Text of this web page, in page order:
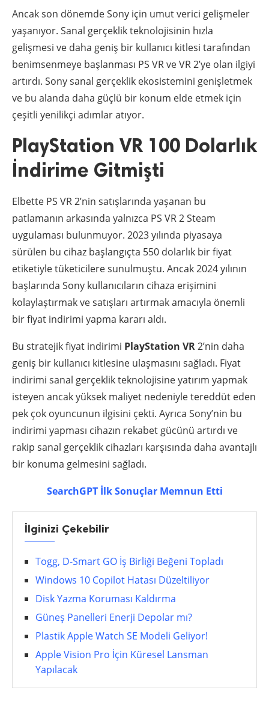
Ancak son dönemde Sony için umut verici gelişmeler
yaşanıyor. Sanal gerçeklik teknolojisinin hızla
gelişmesi ve daha geniş bir kullanıcı kitlesi tarafından
benimsenmeye başlanması PS VR ve VR 2’ye olan ilgiyi
artırdı. Sony sanal gerçeklik ekosistemini genişletmek
ve bu alanda daha güçlü bir konum elde etmek için
çeşitli yenilikçi adımlar atıyor.
PlayStation VR 100 Dolarlık
İndirime Gitmişti
Elbette PS VR 2’nin satışlarında yaşanan bu
patlamanın arkasında yalnızca PS VR 2 Steam
uygulaması bulunmuyor. 2023 yılında piyasaya
sürülen bu cihaz başlangıçta 550 dolarlık bir fiyat
etiketiyle tüketicilere sunulmuştu. Ancak 2024 yılının
başlarında Sony kullanıcıların cihaza erişimini
kolaylaştırmak ve satışları artırmak amacıyla önemli
bir fiyat indirimi yapma kararı aldı.
Bu stratejik fiyat indirimi PlayStation VR2’nin daha
geniş bir kullanıcı kitlesine ulaşmasını sağladı. Fiyat
indirimi sanal gerçeklik teknolojisine yatırım yapmak
isteyen ancak yüksek maliyet nedeniyle tereddüt eden
pek çok oyuncunun ilgisini çekti. Ayrıca Sony’nin bu
indirimi yapması cihazın rekabet gücünü artırdı ve
rakip sanal gerçeklik cihazları karşısında daha avantajlı
bir konuma gelmesini sağladı.
SearchGPT İlk Sonuçlar Memnun Etti
İlginizi Çekebilir
Togg, D-Smart GO İş Birliği Beğeni Topladı
Windows 10 Copilot Hatası Düzeltiliyor
Disk Yazma Koruması Kaldırma
Güneş Panelleri Enerji Depolar mı?
Plastik Apple Watch SE Modeli Geliyor!
Apple Vision Pro İçin Küresel Lansman
Yapılacak